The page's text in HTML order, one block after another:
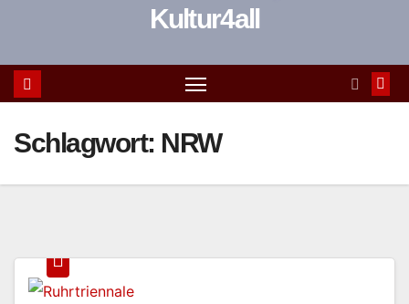
Kultur4all
Schlagwort: NRW